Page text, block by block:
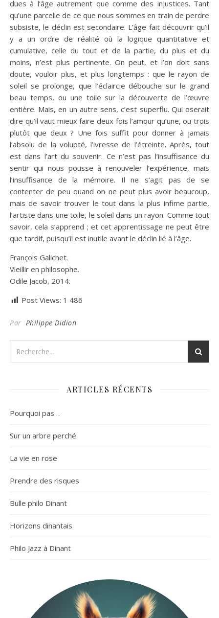
dues à l’âge autrement que comme des injustices. Tant
qu’une parcelle de ce que nous sommes en train de perdre
subsiste, le déclin est secondaire. L’âge fait découvrir qu’il
y a un ordre de réalité où la logique quantitative et
cumulative, celle du tout et de la partie, du plus et du
moins, n’est plus pertinente. On peut, et l’on doit sans
doute, vouloir plus, et plus longtemps : que le rayon de
soleil se prolonge, que l’éclaircie débouche sur le grand
beau temps, ou une toile sur la découverte de l’œuvre
entière. Mais, en un autre sens, c’est superflu. Qui oserait
dire qu’il vaut mieux faire deux fois l’amour qu’une, ou trois
plutôt que deux ? Une fois suffit pour donner à jamais
l’absolu de la volupté, l’ivresse de l’étreinte. Après, tout
est dans l’art du souvenir. Ce n’est pas l’insuffisance du
sentir qui nous pousse à renouveler l’expérience, mais
l’insuffisance de la mémoire. Il ne s’agit pas de se
contenter de peu quand on ne peut plus avoir beaucoup,
mais de savoir trouver le tout dans la plus infime partie,
l’artiste dans une toile, le soleil dans un rayon. Comme tout
savoir, cela s’apprend ; et cet apprentissage ne peut être
que tardif, puisqu’il est inutile avant le déclin lié à l’âge.
François Galichet.
Vieillir en philosophe.
Odile Jacob, 2014.
Post Views: 1 486
Par Philippe Didion
ARTICLES RÉCENTS
Pourquoi pas…
Sur un arbre perché
La vie en rose
Prendre des risques
Bulle philo Dinant
Horizons dinantais
Philo Jazz à Dinant